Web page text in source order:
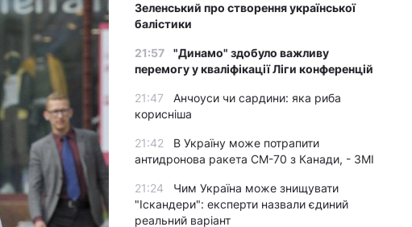
Зеленський про створення української
балістики
21:57
"Динамо" здобуло важливу
перемогу у кваліфікації Ліги конференцій
21:47
Анчоуси чи сардини: яка риба
корисніша
21:42
В Україну може потрапити
антидронова ракета CM-70 з Канади, - ЗМІ
21:24
Чим Україна може знищувати
"Іскандери": експерти назвали єдиний
реальний варіант